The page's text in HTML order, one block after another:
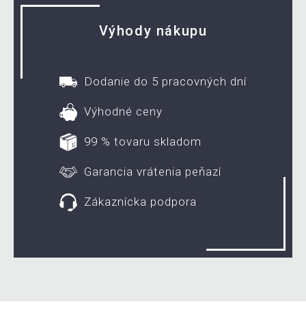
Výhody nákupu
Dodanie do 5 pracovných dní
Výhodné ceny
99 % tovaru skladom
Garancia vrátenia peňazí
Zákaznícka podpora